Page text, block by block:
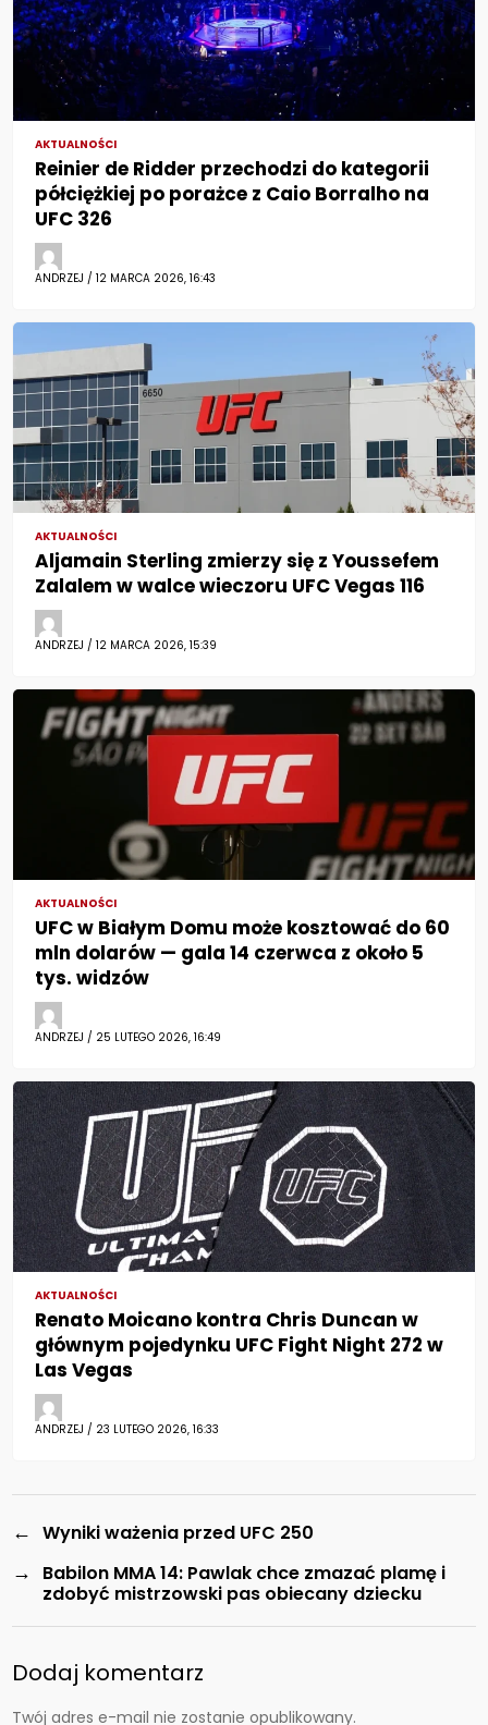
AKTUALNOŚCI
Reinier de Ridder przechodzi do kategorii
półciężkiej po porażce z Caio Borralho na
UFC 326
ANDRZEJ / 12 MARCA 2026, 16:43
AKTUALNOŚCI
Aljamain Sterling zmierzy się z Youssefem
Zalalem w walce wieczoru UFC Vegas 116
ANDRZEJ / 12 MARCA 2026, 15:39
AKTUALNOŚCI
UFC w Białym Domu może kosztować do 60
mln dolarów — gala 14 czerwca z około 5
tys. widzów
ANDRZEJ / 25 LUTEGO 2026, 16:49
AKTUALNOŚCI
Renato Moicano kontra Chris Duncan w
głównym pojedynku UFC Fight Night 272 w
Las Vegas
ANDRZEJ / 23 LUTEGO 2026, 16:33
← Wyniki ważenia przed UFC 250
→
Babilon MMA 14: Pawlak chce zmazać plamę i
zdobyć mistrzowski pas obiecany dziecku
Dodaj komentarz
Twój adres e-mail nie zostanie opublikowany.